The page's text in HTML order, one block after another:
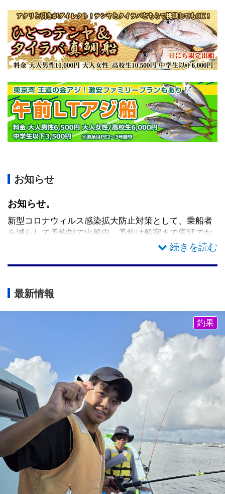
お知らせ
お知らせ。
新型コロナウィルス感染拡大防止対策として、乗船者
を減らして予約制で出船中。予約は船宿まで電話でお
願いします。空きがある場合は、予約無しでも乗船で
最新情報
釣果